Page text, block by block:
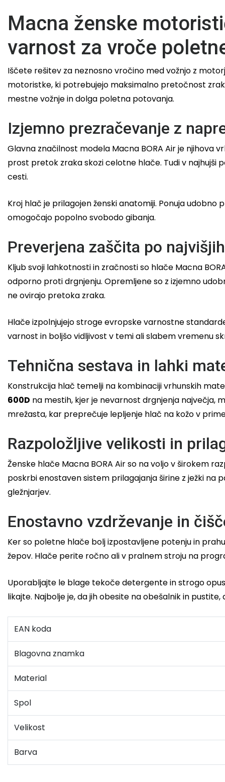
Macna ženske
varnost za vroče
Iščete rešitev za neznosno vročino med vožnjo z
motoristke, ki potrebujejo maksimalno pretočnost
mestne vožnje in dolga poletna potovanja.
Izjemno prezračevanje z
Glavna značilnost modela Macna BORA Air je njihova
prost pretok zraka skozi celotne hlače. Tudi v najhujši
cesti.
Kroj hlač je prilagojen ženski anatomiji. Ponuja
omogočajo popolno svobodo gibanja.
Preverjena zaščita po
Kljub svoji lahkotnosti in zračnosti so hlače Macna
odporno proti drgnjenju. Opremljene so z izjemno
ne ovirajo pretoka zraka.
Hlače izpolnjujejo stroge evropske varnostne
varnost in boljšo vidljivost v temi ali slabem vremenu
Tehnična sestava in lahki
Konstrukcija hlač temelji na kombinaciji vrhunskih
600D na mestih, kjer je nevarnost drgnjenja največja,
mrežasta, kar preprečuje lepljenje hlač na kožo v
Razpoložljive velikosti in
Ženske hlače Macna BORA Air so na voljo v širokem
poskrbi enostaven sistem prilagajanja širine z ježki
gležnjarjev.
Enostavno vzdrževanje in
Ker so poletne hlače bolj izpostavljene potenju in
žepov. Hlače perite ročno ali v pralnem stroju na
Uporabljajte le blage tekoče detergente in strogo
likajte. Najbolje je, da jih obesite na obešalnik in
EAN koda
Blagovna znamka
Material
Spol
Velikost
Barva